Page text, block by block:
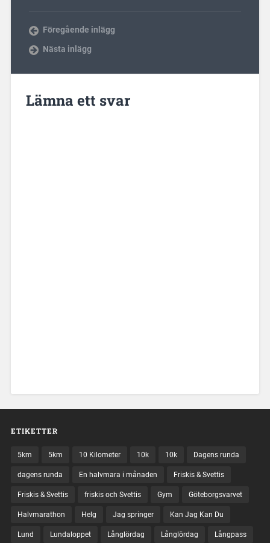
Föregående inlägg
Nästa inlägg
Lämna ett svar
ETIKETTER
5km 5km 10 Kilometer 10k 10k Dagens runda
dagens runda En halvmara i månaden Friskis & Svettis
Friskis & Svettis friskis och Svettis Gym Göteborgsvarvet
Halvmarathon Helg Jag springer Kan Jag Kan Du
Lund Lundaloppet Långlördag Långlördag Långpass